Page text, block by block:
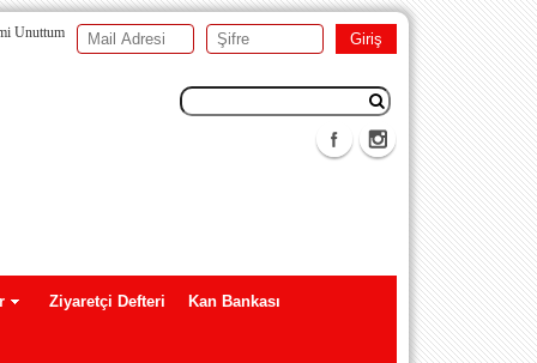
Unuttum
Ziyaretçi Defteri
Kan Bankası